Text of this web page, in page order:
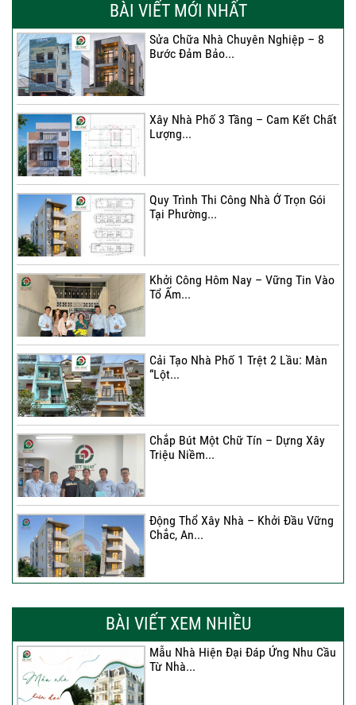
BÀI VIẾT MỚI NHẤT
Sửa Chữa Nhà Chuyên Nghiệp – 8
Bước Đảm Bảo...
Xây Nhà Phố 3 Tầng – Cam Kết Chất
Lượng...
Quy Trình Thi Công Nhà Ở Trọn Gói
Tại Phường...
Khởi Công Hôm Nay – Vững Tin Vào
Tổ Ấm...
Cải Tạo Nhà Phố 1 Trệt 2 Lầu: Màn
“Lột...
Chắp Bút Một Chữ Tín – Dựng Xây
Triệu Niềm...
Động Thổ Xây Nhà – Khởi Đầu Vững
Chắc, An...
Chắc Cho...
BÀI VIẾT XEM NHIỀU
Mẫu Nhà Hiện Đại Đáp Ứng Nhu Cầu
Từ Nhà...